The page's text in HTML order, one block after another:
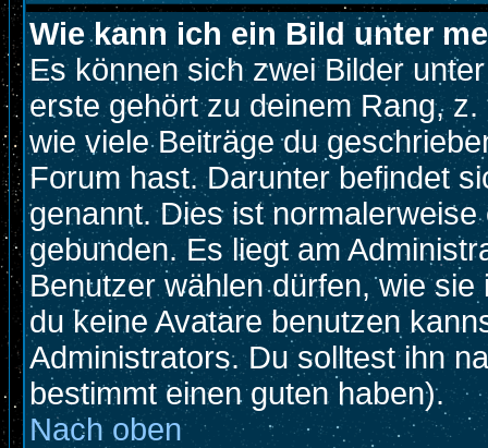
Wie kann ich ein Bild unter
Es können sich zwei Bilder
erste gehört zu deinem Rang,
wie viele Beiträge du
Forum hast. Darunter befindet
genannt. Dies ist
gebunden. Es liegt am
Benutzer wählen dürfen, wie
du keine Avatare benutzen
Administrators. Du solltest ihn
bestimmt einen guten haben).
Nach oben